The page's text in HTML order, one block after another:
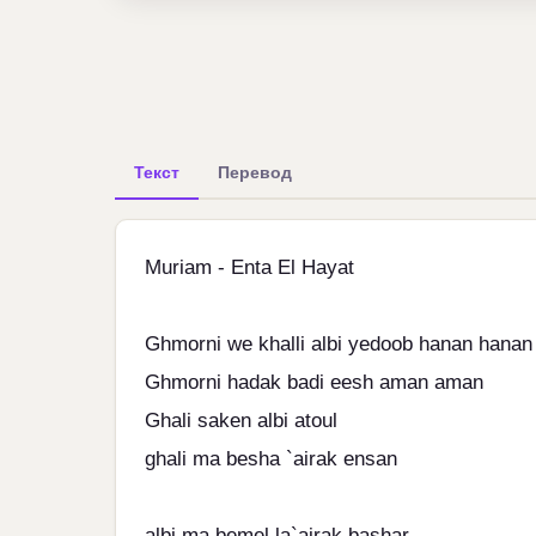
Текст Перевод
Muriam - Enta El Hayat
Ghmorni we khalli albi yedoob hanan hanan
Ghmorni hadak badi eesh aman aman
Ghali saken albi atoul
ghali ma besha `airak ensan